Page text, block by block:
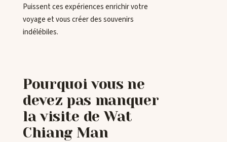
Puissent ces expériences enrichir votre
voyage et vous créer des souvenirs
indélébiles.
Pourquoi vous ne
devez pas manquer
la visite de Wat
Chiang Man